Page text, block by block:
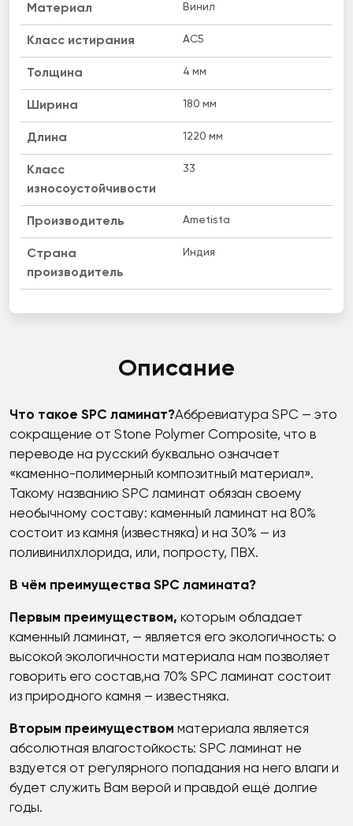
Материал Винил
Класс истирания AC5
Толщина 4 мм
Ширина 180 мм
Длина 1220 мм
Класс
износоустойчивости
33
Производитель Ametista
Страна
производитель
Индия
Описание
Что такое SPC ламинат?Аббревиатура SPC — это
сокращение от Stone Polymer Composite, что в
переводе на русский буквально означает
«каменно-полимерный композитный материал».
Такому названию SPC ламинат обязан своему
необычному составу: каменный ламинат на 80%
состоит из камня (известняка) и на 30% — из
поливинилхлорида, или, попросту, ПВХ.
В чём преимущества SPC ламината?
Первым преимуществом, которым обладает
каменный ламинат, — является его экологичность: о
высокой экологичности материала нам позволяет
говорить его состав,на 70% SPC ламинат состоит
из природного камня – известняка.
Вторым преимуществом материала является
абсолютная влагостойкость: SPC ламинат не
вздуется от регулярного попадания на него влаги и
будет служить Вам верой и правдой ещё долгие
годы.